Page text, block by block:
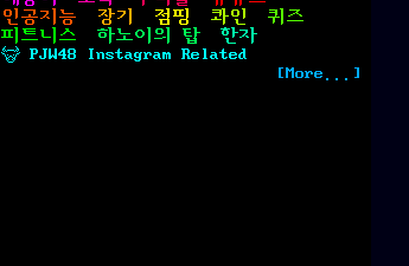
인공지능
장기 점핑 콰인
퀴즈
피트니스
하노이의 탑
한자
 PJW48 Instagram Related
[More...]